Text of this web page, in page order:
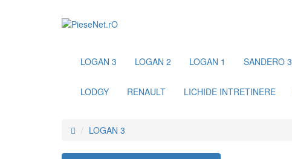
LOGAN 3 LOGAN 2 LOGAN 1 SANDERO 3
LODGY RENAULT LICHIDE INTRETINERE
LOGAN 3